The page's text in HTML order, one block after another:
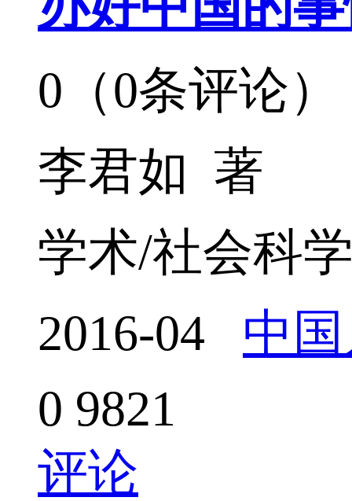
0（0条评论）
李君如 著
学术/社会科
2016-04 中
0 9821
评论